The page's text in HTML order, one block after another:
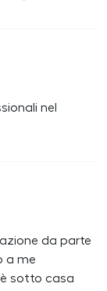
nel
da parte
a me
sotto casa